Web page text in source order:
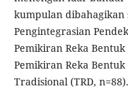
kumpulan dibahagikan
Pengintegrasian
Pemikiran Reka Bentuk
Pemikiran Reka
Tradisional (TRD,